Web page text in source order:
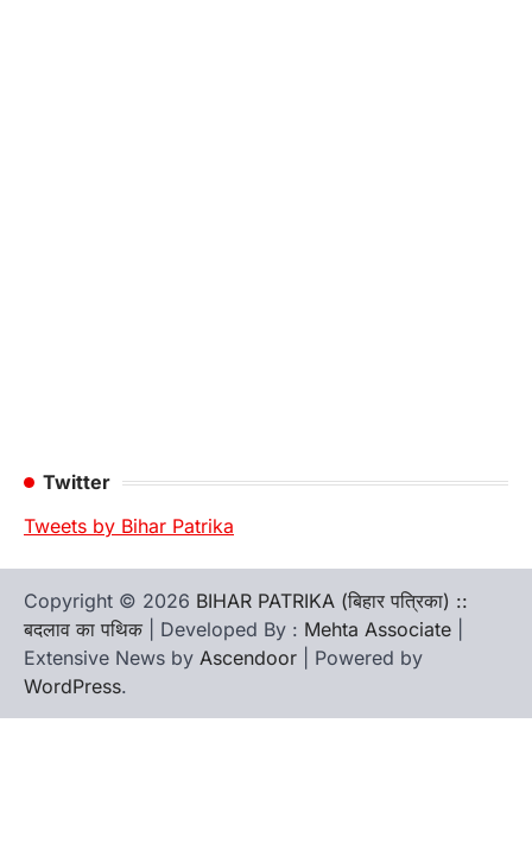
Twitter
Tweets by Bihar Patrika
Copyright © 2026 BIHAR PATRIKA (बिहार पत्रिका) ::
बदलाव का पथिक | Developed By : Mehta Associate
Extensive News by Ascendoor | Powered by
WordPress.